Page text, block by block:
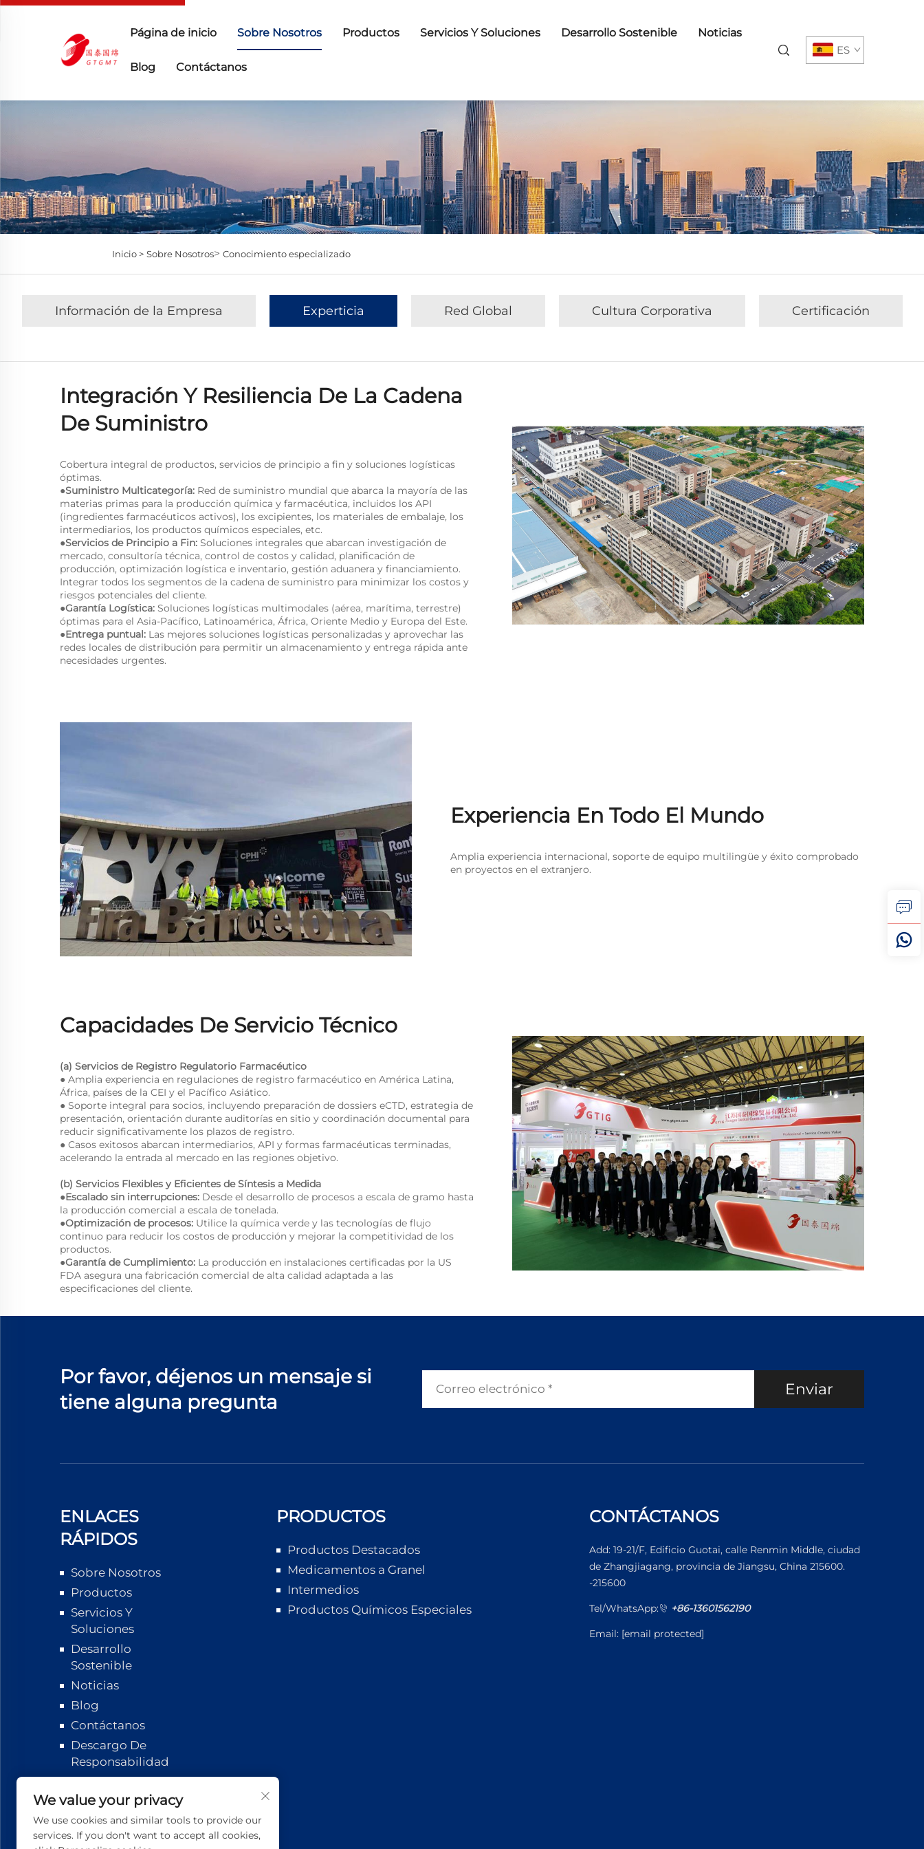
Página de inicio Sobre Nosotros Productos Servicios Y Soluciones Desarrollo Sostenible Noticias
Blog Contáctanos
ES
Inicio > Sobre Nosotros> Conocimiento especializado
Información de la Empresa Experticia Red Global Cultura Corporativa Certificación
Integración Y Resiliencia De La Cadena
De Suministro
Cobertura integral de productos, servicios de principio a fin y soluciones logísticas
óptimas.
●Suministro Multicategoría: Red de suministro mundial que abarca la mayoría de las
materias primas para la producción química y farmacéutica, incluidos los API
(ingredientes farmacéuticos activos), los excipientes, los materiales de embalaje, los
intermediarios, los productos químicos especiales, etc.
●Servicios de Principio a Fin: Soluciones integrales que abarcan investigación de
mercado, consultoría técnica, control de costos y calidad, planificación de
producción, optimización logística e inventario, gestión aduanera y financiamiento.
Integrar todos los segmentos de la cadena de suministro para minimizar los costos y
riesgos potenciales del cliente.
●Garantía Logística: Soluciones logísticas multimodales (aérea, marítima, terrestre)
óptimas para el Asia-Pacífico, Latinoamérica, África, Oriente Medio y Europa del Este.
●Entrega puntual: Las mejores soluciones logísticas personalizadas y aprovechar las
redes locales de distribución para permitir un almacenamiento y entrega rápida ante
necesidades urgentes.
Experiencia En Todo El Mundo
Amplia experiencia internacional, soporte de equipo multilingüe y éxito comprobado
en proyectos en el extranjero.
Capacidades De Servicio Técnico
(a) Servicios de Registro Regulatorio Farmacéutico
● Amplia experiencia en regulaciones de registro farmacéutico en América Latina,
África, países de la CEI y el Pacífico Asiático.
● Soporte integral para socios, incluyendo preparación de dossiers eCTD, estrategia de
presentación, orientación durante auditorías en sitio y coordinación documental para
reducir significativamente los plazos de registro.
● Casos exitosos abarcan intermediarios, API y formas farmacéuticas terminadas,
acelerando la entrada al mercado en las regiones objetivo.
(b) Servicios Flexibles y Eficientes de Síntesis a Medida
●Escalado sin interrupciones: Desde el desarrollo de procesos a escala de gramo hasta
la producción comercial a escala de tonelada.
●Optimización de procesos: Utilice la química verde y las tecnologías de flujo
continuo para reducir los costos de producción y mejorar la competitividad de los
productos.
●Garantía de Cumplimiento: La producción en instalaciones certificadas por la US
FDA asegura una fabricación comercial de alta calidad adaptada a las
especificaciones del cliente.
Por favor, déjenos un mensaje si
tiene alguna pregunta
Enviar
ENLACES
RÁPIDOS
Sobre Nosotros
Productos
Servicios Y
Soluciones
Desarrollo
Sostenible
Noticias
Blog
Contáctanos
Descargo De
Responsabilidad
Seguimiento
Logístico
PRODUCTOS
Productos Destacados
Medicamentos a Granel
Intermedios
Productos Químicos Especiales
CONTÁCTANOS
Add: 19-21/F, Edificio Guotai, calle Renmin Middle, ciudad
de Zhangjiagang, provincia de Jiangsu, China 215600.
-215600
Tel/WhatsApp: +86-13601562190
Email: [email protected]
We value your privacy
We use cookies and similar tools to provide our
services. If you don't want to accept all cookies,